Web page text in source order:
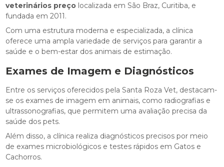
veterinários preço localizada em São Braz, Curitiba, e
fundada em 2011.
Com uma estrutura moderna e especializada, a clínica
oferece uma ampla variedade de serviços para garantir a
saúde e o bem-estar dos animais de estimação.
Exames de Imagem e Diagnósticos
Entre os serviços oferecidos pela Santa Roza Vet, destacam-
se os exames de imagem em animais, como radiografias e
ultrassonografias, que permitem uma avaliação precisa da
saúde dos pets.
Além disso, a clínica realiza diagnósticos precisos por meio
de exames microbiológicos e testes rápidos em Gatos e
Cachorros.